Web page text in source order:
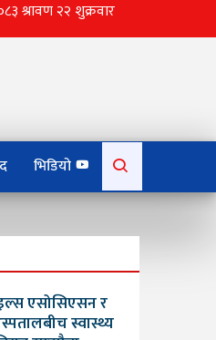
भिडियो
for:
एसोसिएसन र
स्वास्थ्य